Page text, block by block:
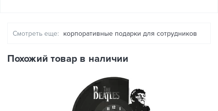
Смотреть еще: корпоративные подарки для сотрудников
Похожий товар в наличии